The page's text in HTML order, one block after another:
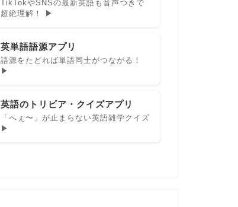
TikTokやSNSの最新英語も音声つきで
超絶理解！ ▶
英単語語源アプリ
語源をたどれば単語同士がつながる！
▶
英語のトリビア・クイズアプリ
「へぇ〜」が止まらない英語雑学クイズ
▶